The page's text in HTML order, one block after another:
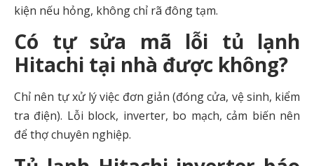
kiện nếu hỏng, không chỉ rã đông tạm.
Có tự sửa mã lỗi tủ lạnh
Hitachi tại nhà được không?
Chỉ nên tự xử lý việc đơn giản (đóng cửa, vệ sinh, kiểm
tra điện). Lỗi block, inverter, bo mạch, cảm biến nên
để thợ chuyên nghiệp.